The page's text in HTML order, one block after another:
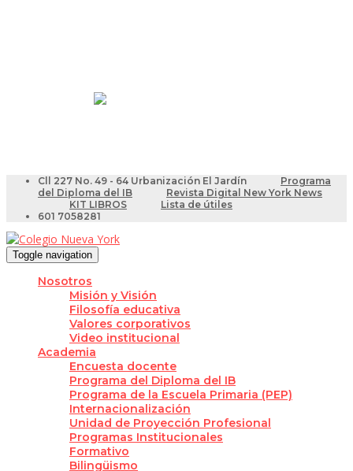
Cll 227 No. 49 - 64 Urbanización El Jardín
Programa
del Diploma del IB
Revista Digital New York News
KIT LIBROS
Lista de útiles
601 7058281
Toggle navigation
Nosotros
Misión y Visión
Filosofía educativa
Valores corporativos
Video institucional
Academia
Encuesta docente
Programa del Diploma del IB
Programa de la Escuela Primaria (PEP)
Internacionalización
Unidad de Proyección Profesional
Programas Institucionales
Formativo
Bilingüismo